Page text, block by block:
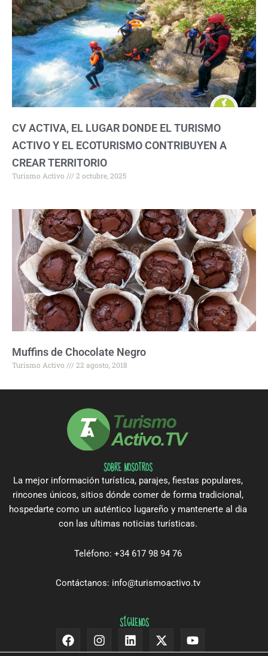
CV ACTIVA, EL LUGAR DONDE EL TURISMO
ACTIVO Y EL ECOTURISMO CONTRIBUYEN A
CREAR TERRITORIO
Turismo Activo 2 octubre, 2025
Muffins de Chocolate Negro
Turismo Activo 22 agosto, 2018
SOBRE NOSOTROS
La mejor información turística, parajes, fiestas populares,
rincones únicos, sitios dónde comer de forma tradicional,
hospedarte como un auténtico lugareño y mantenerte al dia
con las ultimas noticias turísticas.
Teléfono: +34 617 98 94 76
Contáctanos: info@turismoactivo.tv
SÍGUENOS
FacebookInstagramLinkedin
X-
twitter
Youtube